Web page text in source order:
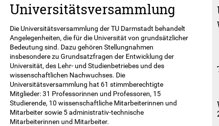
to
top
Universitätsversammlung
Die Universitätsversammlung der TU Darmstadt behandelt
Angelegenheiten, die für die Universität von grundsätzlicher
Bedeutung sind. Dazu gehören Stellungnahmen
insbesondere zu Grundsatzfragen der Entwicklung der
Universität, des Lehr- und Studienbetriebes und des
wissenschaftlichen Nachwuchses. Die
Universitätsversammlung hat 61 stimmberechtigte
Mitglieder: 31 Professorinnen und Professoren, 15
Studierende, 10 wissenschaftliche Mitarbeiterinnen und
Mitarbeiter sowie 5 administrativ-technische
Mitarbeiterinnen und Mitarbeiter.